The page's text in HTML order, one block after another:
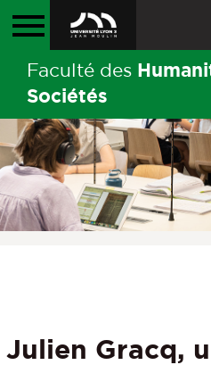
Faculté des
Sociétés
Julien Gracq,